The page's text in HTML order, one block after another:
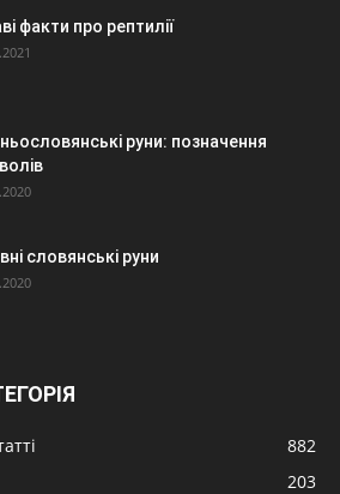
факти про рептилії
руни: позначення
словянські руни
882
203